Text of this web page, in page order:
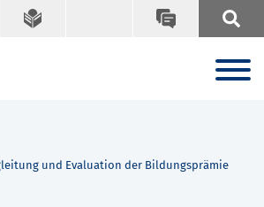
und Evaluation der Bildungsprämie